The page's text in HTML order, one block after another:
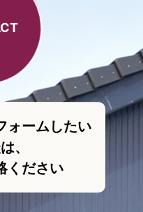
ォームしたい
、
ください